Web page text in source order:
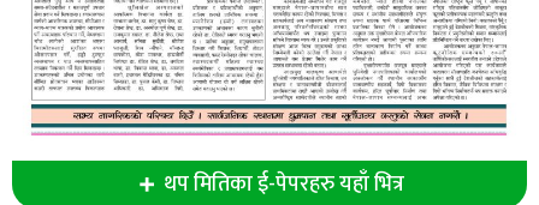
थप मितिका ई-पेपरहरु यहाँ भित्र